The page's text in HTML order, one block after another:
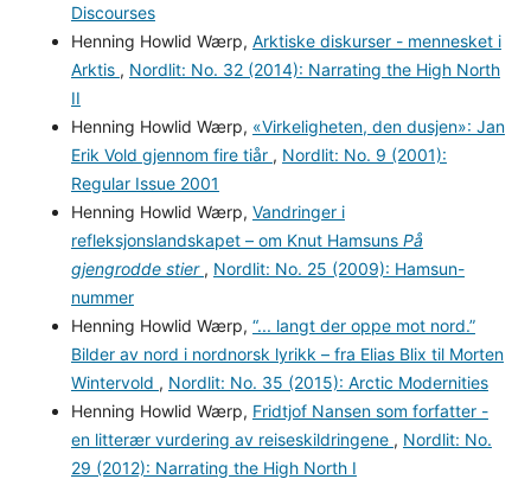
Discourses
Henning Howlid Wærp, Arktiske diskurser - mennesket i
Arktis , Nordlit: No. 32 (2014): Narrating the High North
II
Henning Howlid Wærp, «Virkeligheten, den dusjen»: Jan
Erik Vold gjennom fire tiår , Nordlit: No. 9 (2001):
Regular Issue 2001
Henning Howlid Wærp, Vandringer i
refleksjonslandskapet – om Knut Hamsuns På
gjengrodde stier , Nordlit: No. 25 (2009): Hamsun-
nummer
Henning Howlid Wærp, “... langt der oppe mot nord.”
Bilder av nord i nordnorsk lyrikk – fra Elias Blix til Morten
Wintervold , Nordlit: No. 35 (2015): Arctic Modernities
Henning Howlid Wærp, Fridtjof Nansen som forfatter -
en litterær vurdering av reiseskildringene , Nordlit: No.
29 (2012): Narrating the High North I